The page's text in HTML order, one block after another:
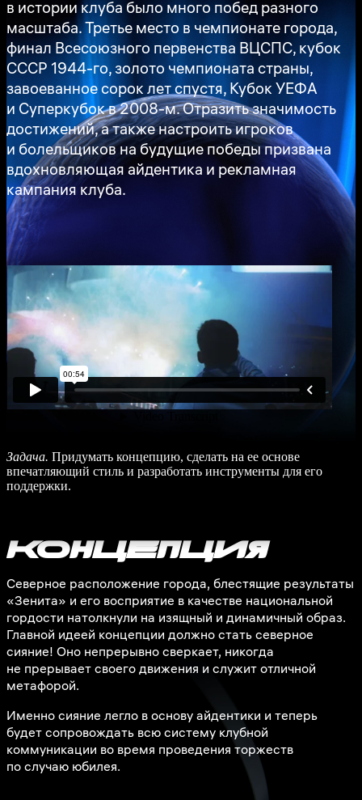
в истории клуба было много побед разного
масштаба. Третье место в чемпионате города,
финал Всесоюзного первенства ВЦСПС, кубок
СССР 1944-го, золото чемпионата страны,
завоеванное сорок лет спустя, Кубок УЕФА
и Суперкубок в 2008-м. Отразить значимость
достижений, а также настроить игроков
и болельщиков на будущие победы призвана
вдохновляющая айдентика и рекламная
кампания клуба.
Задача. Придумать концепцию, сделать на ее основе
впечатляющий стиль и разработать инструменты для его
поддержки.
КОнЦЕпЦИя
Северное расположение города, блестящие результаты
«Зенита» и его восприятие в качестве национальной
гордости натолкнули на изящный и динамичный образ.
Главной идеей концепции должно стать северное
сияние! Оно непрерывно сверкает, никогда
не прерывает своего движения и служит отличной
метафорой.
Именно сияние легло в основу айдентики и теперь
будет сопровождать всю систему клубной
коммуникации во время проведения торжеств
по случаю юбилея.